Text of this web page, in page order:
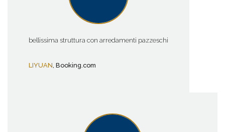
bellissima struttura con arredamenti pazzeschi
LIYUAN , Booking.com